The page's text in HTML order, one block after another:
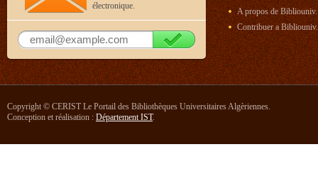
électronique.
A propos de Bibliouniv.
Contribuer a Bibliouniv.
Copyright © CERIST Le Portail des Bibliothèques Universitaires Algèriennes.
Conception et réalisation : Département IST.